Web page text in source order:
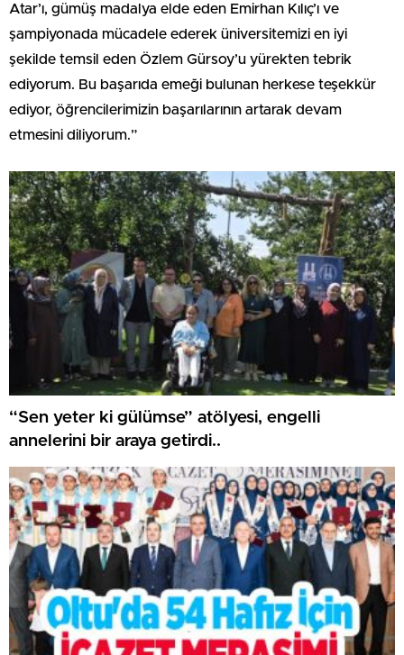
Atar’ı, gümüş madalya elde eden Emirhan Kılıç’ı ve
şampiyonada mücadele ederek üniversitemizi en iyi
şekilde temsil eden Özlem Gürsoy’u yürekten tebrik
ediyorum. Bu başarıda emeği bulunan herkese teşekkür
ediyor, öğrencilerimizin başarılarının artarak devam
etmesini diliyorum.”
“Sen yeter ki gülümse” atölyesi, engelli
annelerini bir araya getirdi..